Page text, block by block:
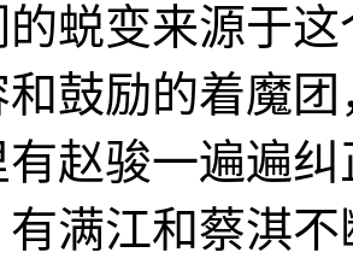
变来源于这
鼓励的着魔
赵骏一遍遍
有满江和蔡淇